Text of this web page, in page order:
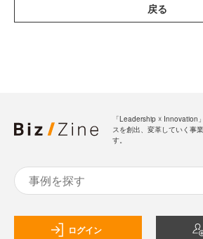
戻る
「Leadership ☓ Innovation
スを創出、変革していく事
す。
ログイン